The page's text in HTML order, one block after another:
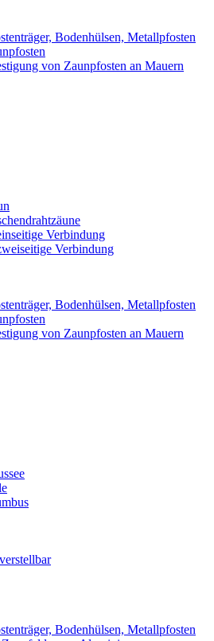
Bodenhülsen, Metallpfosten
von Zaunpfosten an Mauern
Verbindung
Verbindung
Bodenhülsen, Metallpfosten
von Zaunpfosten an Mauern
Bodenhülsen, Metallpfosten